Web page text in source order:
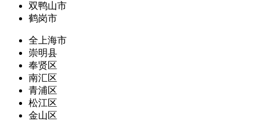
双鸭山市
鹤岗市
全上海市
崇明县
奉贤区
南汇区
青浦区
松江区
金山区